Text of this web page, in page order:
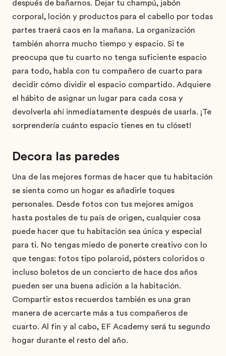
después de bañarnos. Dejar tu champú, jabón
corporal, loción y productos para el cabello por todas
partes traerá caos en la mañana. La organización
también ahorra mucho tiempo y espacio. Si te
preocupa que tu cuarto no tenga suficiente espacio
para todo, habla con tu compañero de cuarto para
decidir cómo dividir el espacio compartido. Adquiere
el hábito de asignar un lugar para cada cosa y
devolverla ahí inmediatamente después de usarla. ¡Te
sorprendería cuánto espacio tienes en tu clóset!
Decora las paredes
Una de las mejores formas de hacer que tu habitación
se sienta como un hogar es añadirle toques
personales. Desde fotos con tus mejores amigos
hasta postales de tu país de origen, cualquier cosa
puede hacer que tu habitación sea única y especial
para ti. No tengas miedo de ponerte creativo con lo
que tengas: fotos tipo polaroid, pósters coloridos o
incluso boletos de un concierto de hace dos años
pueden ser una buena adición a la habitación.
Compartir estos recuerdos también es una gran
manera de acercarte más a tus compañeros de
cuarto. Al fin y al cabo, EF Academy será tu segundo
hogar durante el resto del año.